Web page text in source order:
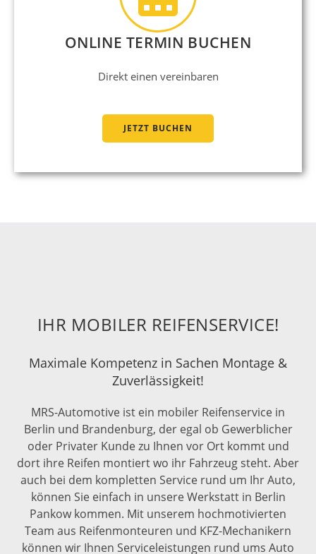
ONLINE TERMIN BUCHEN
Direkt einen vereinbaren
JETZT BUCHEN
IHR MOBILER REIFENSERVICE!
Maximale Kompetenz in Sachen Montage &
Zuverlässigkeit!
MRS-Automotive ist ein mobiler Reifenservice in
Berlin und Brandenburg, der egal ob Gewerblicher
oder Privater Kunde zu Ihnen vor Ort kommt und
dort ihre Reifen montiert wo ihr Fahrzeug steht. Aber
auch bei dem kompletten Service rund um Ihr Auto,
können Sie einfach in unsere Werkstatt in Berlin
Pankow kommen. Mit unserem hochmotivierten
Team aus Reifenmonteuren und KFZ-Mechanikern
können wir Ihnen Serviceleistungen rund ums Auto